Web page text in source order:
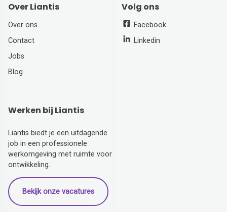
Over Liantis
Over ons
Contact
Jobs
Blog
Volg ons
Facebook
Linkedin
Werken bij Liantis
Liantis biedt je een uitdagende
job in een professionele
werkomgeving met ruimte voor
ontwikkeling.
Bekijk onze vacatures